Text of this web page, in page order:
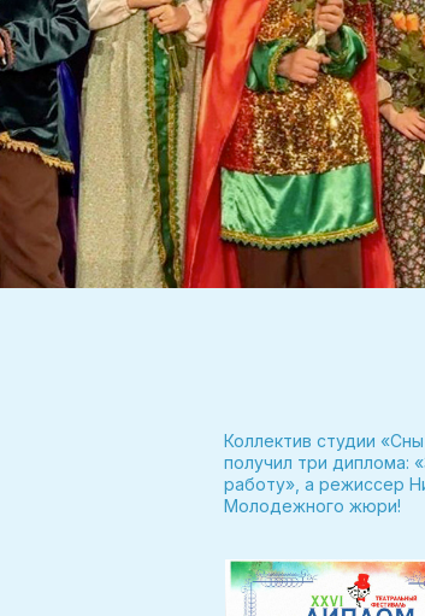
Коллектив студии
получил три диплома:
работу», а режиссер
Молодежного жюри!